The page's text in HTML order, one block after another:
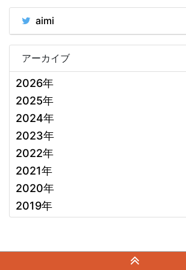
aimi
アーカイブ
2026年
2025年
2024年
2023年
2022年
2021年
2020年
2019年